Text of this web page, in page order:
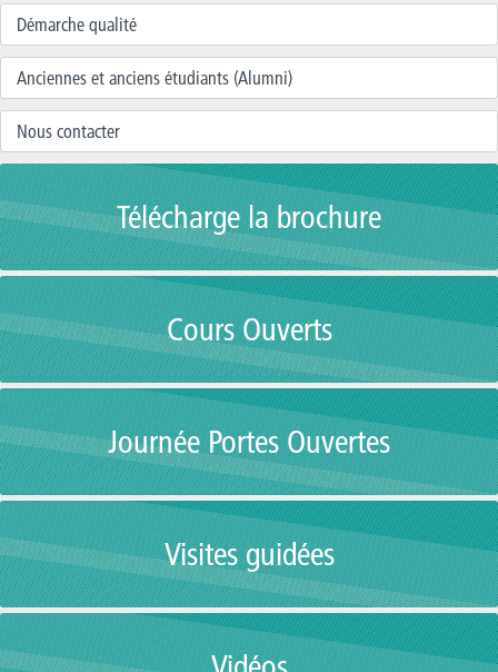
Démarche qualité
Anciennes et anciens étudiants (Alumni)
Nous contacter
Télécharge la brochure
Cours Ouverts
Journée Portes Ouvertes
Visites guidées